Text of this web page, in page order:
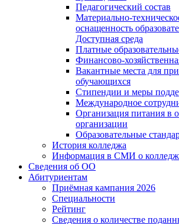
Педагогический состав
Материально-
оснащенность
Доступная среда
Платные
Финансово-
Вакантные места для
обучающихся
Стипендии и меры
Международное
Организация питания в
организации
Образовательные
История колледжа
Информация в СМИ о
Сведения об ОО
Абитуриентам
Приёмная кампания 2026
Специальности
Рейтинг
Сведения о количестве